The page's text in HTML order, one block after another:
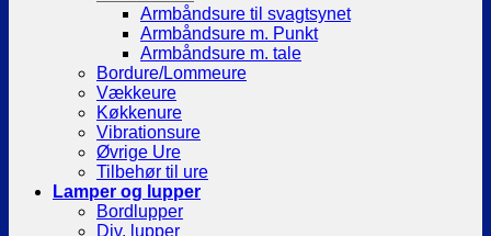
Armbåndsure til svagtsynet
Armbåndsure m. Punkt
Armbåndsure m. tale
Bordure/Lommeure
Vækkeure
Køkkenure
Vibrationsure
Øvrige Ure
Tilbehør til ure
Lamper og lupper
Bordlupper
Div. lupper